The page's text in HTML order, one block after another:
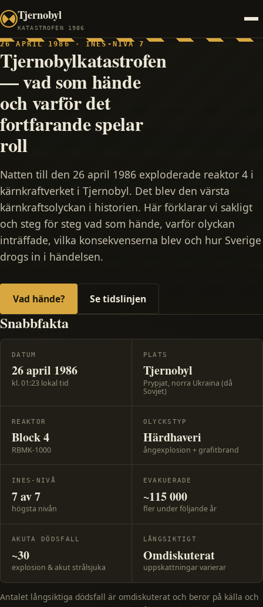
Tjernobyl
KATASTROFEN 1986
26 APRIL 1986 · INES-NIVÅ 7
Tjernobylkatastrofen
— vad som hände
och varför det
fortfarande spelar
roll
Natten till den 26 april 1986 exploderade reaktor 4 i
kärnkraftverket i Tjernobyl. Det blev den värsta
kärnkraftsolyckan i historien. Här förklarar vi sakligt
och steg för steg vad som hände, varför olyckan
inträffade, vilka konsekvenserna blev och hur Sverige
drogs in i händelsen.
Vad hände? Se tidslinjen
Snabbfakta
DATUM
26 april 1986
kl. 01:23 lokal tid
PLATS
Tjernobyl
Prypjat, norra Ukraina (då
Sovjet)
REAKTOR
Block 4
RBMK-1000
OLYCKSTYP
Härdhaveri
ångexplosion + grafitbrand
INES-NIVÅ
7 av 7
högsta nivån
EVAKUERADE
~115 000
fler under följande år
AKUTA DÖDSFALL
~30
explosion & akut strålsjuka
LÅNGSIKTIGT
Omdiskuterat
uppskattningar varierar
Antalet långsiktiga dödsfall är omdiskuterat och beror på källa och